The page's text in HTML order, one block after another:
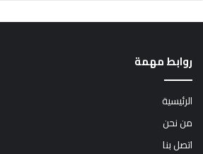
روابط مهمة
الرئيسية
من نحن
اتصل بنا